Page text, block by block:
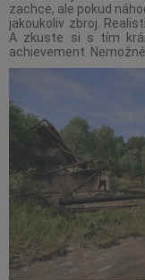
zachce, ale pokud
jakoukoliv zbroj.
A zkuste si s tím
achievement. Nemožné.